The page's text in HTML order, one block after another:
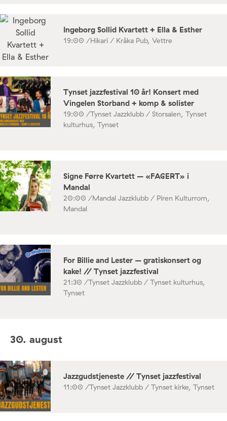
Ingeborg Sollid Kvartett + Ella & Esther
19:00 /Hikari / Kråka Pub, Vettre
Tynset jazzfestival 10 år! Konsert med
Vingelen Storband + komp & solister
19:00 /Tynset Jazzklubb / Storsalen, Tynset
kulturhus, Tynset
Signe Førre Kvartett – «FAGERT» i
Mandal
20:00 /Mandal Jazzklubb / Piren Kulturrom,
Mandal
For Billie and Lester – gratiskonsert og
kake! // Tynset jazzfestival
21:30 /Tynset Jazzklubb / Tynset kulturhus,
Tynset
30. august
Jazzgudstjeneste // Tynset jazzfestival
11:00 /Tynset Jazzklubb / Tynset kirke, Tynset